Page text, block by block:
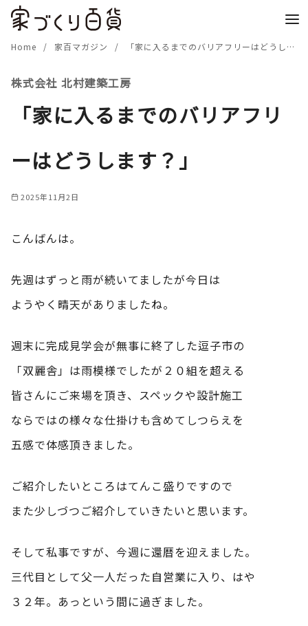
Home 家百マガジン 「家に入るまでのバリアフリーはどうします？」
株式会社 北村建築工房
「家に入るまでのバリアフリ
ーはどうします？」
2025年11月2日
こんばんは。
先週はずっと雨が続いてましたが今日は
ようやく晴天がありましたね。
週末に完成見学会が無事に終了した逗子市の
「双麗舎」は雨模様でしたが２０組を超える
皆さんにご来場を頂き、スペックや設計施工
ならではの様々な仕掛けも含めてしつらえを
五感で体感頂きました。
ご紹介したいところはてんこ盛りですので
また少しづつご紹介していきたいと思います。
そして私事ですが、今週に還暦を迎えました。
三代目として父一人だった自営業に入り、はや
３２年。あっという間に過ぎました。